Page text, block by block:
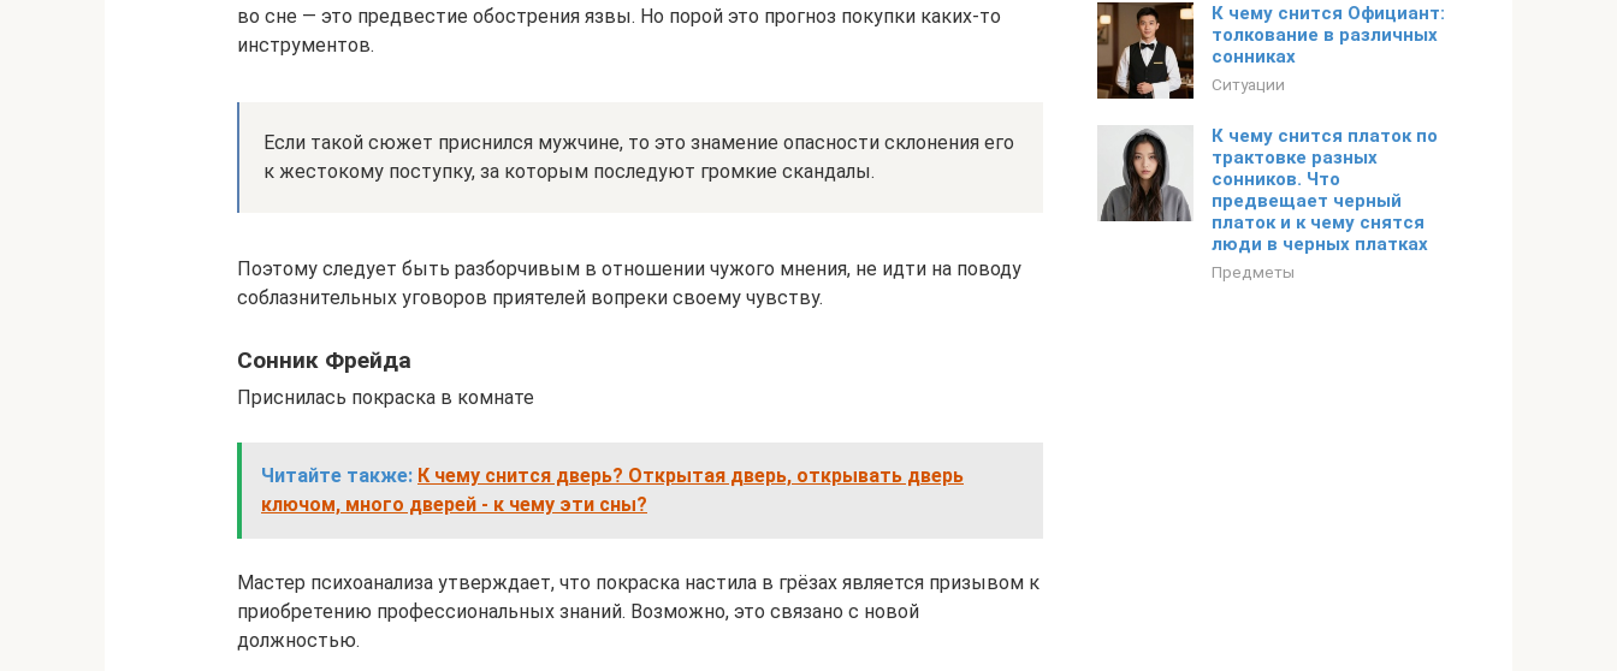
во сне — это предвестие обострения язвы. Но порой это прогноз покупки каких-то
инструментов.
Если такой сюжет приснился мужчине, то это знамение опасности склонения его
к жестокому поступку, за которым последуют громкие скандалы.
Поэтому следует быть разборчивым в отношении чужого мнения, не идти на поводу
соблазнительных уговоров приятелей вопреки своему чувству.
Сонник Фрейда
Приснилась покраска в комнате
Читайте также: К чему снится дверь? Открытая дверь, открывать дверь
ключом, много дверей - к чему эти сны?
Мастер психоанализа утверждает, что покраска настила в грёзах является призывом к
приобретению профессиональных знаний. Возможно, это связано с новой
должностью.
К чему снится Официант:
толкование в различных
сонниках
Ситуации
К чему снится платок по
трактовке разных
сонников. Что
предвещает черный
платок и к чему снятся
люди в черных платках
Предметы